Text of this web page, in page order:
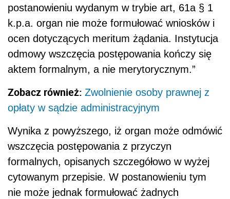
postanowieniu wydanym w trybie art, 61a § 1
k.p.a. organ nie może formułować wniosków i
ocen dotyczących meritum żądania. Instytucja
odmowy wszczęcia postępowania kończy się
aktem formalnym, a nie merytorycznym.”
Zobacz również: Zwolnienie osoby prawnej z
opłaty w sądzie administracyjnym
Wynika z powyższego, iż organ może odmówić
wszczęcia postępowania z przyczyn
formalnych, opisanych szczegółowo w wyżej
cytowanym przepisie. W postanowieniu tym
nie może jednak formułować żadnych